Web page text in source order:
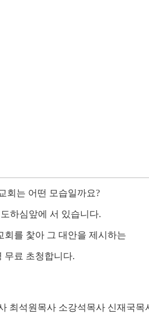
회는 어떤 모습일까요?
하심앞에 서 있습니다.
를 찿아 그 대안을 제시하는
무료 초청합니다.
최석원목사 소강석목사 신재국목